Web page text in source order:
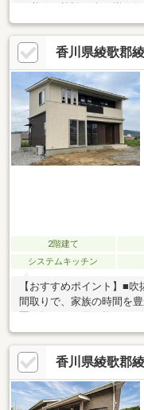
に必要な施設が全て揃う
ころにある大型分譲地の
います。好立地でありな
す。また北と西が道路に
もあります。２０２３年
いっても土間リビングの
い暖かさで包んでくれま
住促進補助金１００万円
香川県綾歌郡
2階建て
システムキッチン
【おすすめポイント】■
間取りで、家族の時間を
ア、郵便局などの生活施
す！■敷地２００坪強のゆ
やアウトドアも楽しめる
を節約できる、安心のオ
ＬＤＫに床暖房設置して
香川県綾歌郡